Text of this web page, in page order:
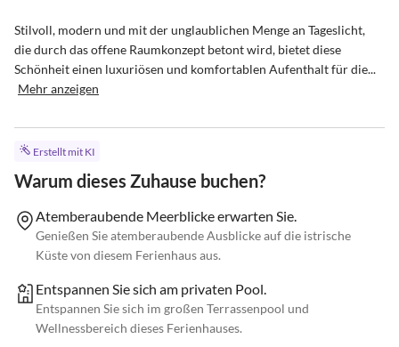
Stilvoll, modern und mit der unglaublichen Menge an Tageslicht,
die durch das offene Raumkonzept betont wird, bietet diese
Schönheit einen luxuriösen und komfortablen Aufenthalt für die...
Mehr anzeigen
Erstellt mit KI
Warum dieses Zuhause buchen?
Atemberaubende Meerblicke erwarten Sie.
Genießen Sie atemberaubende Ausblicke auf die istrische
Küste von diesem Ferienhaus aus.
Entspannen Sie sich am privaten Pool.
Entspannen Sie sich im großen Terrassenpool und
Wellnessbereich dieses Ferienhauses.